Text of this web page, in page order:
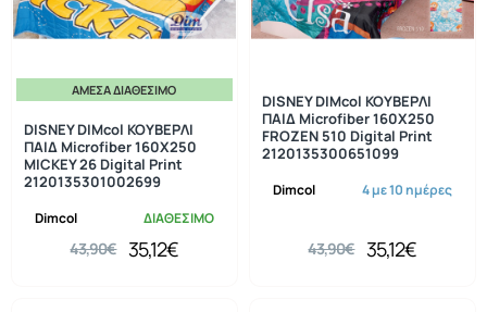
ΆΜΕΣΑ ΔΙΑΘΈΣΙΜΟ
Dimcol ΔΙΑΘΕΣΙΜΟ
DISNEY DIMcol ΚΟΥΒΕΡΛΙ
ΠΑΙΔ Microfiber 160Χ250
MICKEY 26 Digital Print
2120135301002699
35,12€
43,90€
Dimcol 4 με 10 ημέρες
DISNEY DIMcol ΚΟΥΒΕΡΛΙ
ΠΑΙΔ Microfiber 160Χ250
FROZEN 510 Digital Print
2120135300651099
35,12€
43,90€